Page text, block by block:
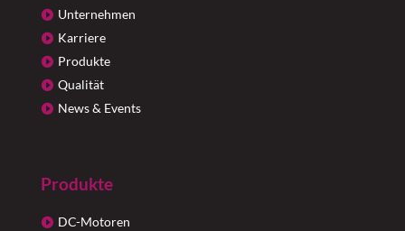
Unternehmen
Karriere
Produkte
Qualität
News & Events
Produkte
DC-Motoren